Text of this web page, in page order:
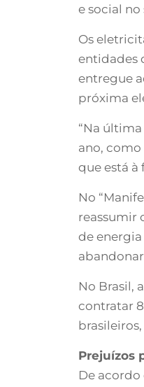
e social
Os
entidades
entregue
próxima
“Na
ano,
que está à
No
reassumir
de
No Brasil,
contratar
Prejuízos
De